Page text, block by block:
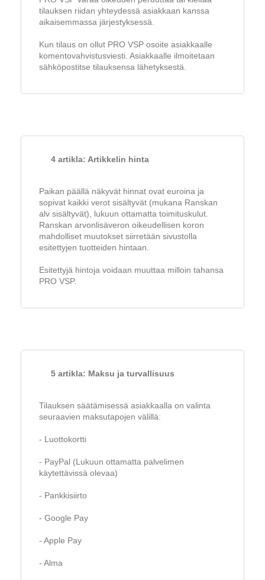
tilauksen riidan yhteydessä asiakkaan kanssa
aikaisemmassa järjestyksessä.
Kun tilaus on ollut PRO VSP osoite asiakkaalle
komentovahvistusviesti. Asiakkaalle ilmoitetaan
sähköpostitse tilauksensa lähetyksestä.
4 artikla: Artikkelin hinta
Paikan päällä näkyvät hinnat ovat euroina ja
sopivat kaikki verot sisältyvät (mukana Ranskan
alv sisältyvät), lukuun ottamatta toimituskulut.
Ranskan arvonlisäveron oikeudellisen koron
mahdolliset muutokset siirretään sivustolla
esitettyjen tuotteiden hintaan.
Esitettyjä hintoja voidaan muuttaa milloin tahansa
PRO VSP.
5 artikla: Maksu ja turvallisuus
Tilauksen säätämisessä asiakkaalla on valinta
seuraavien maksutapojen välillä:
- Luottokortti
- PayPal (Lukuun ottamatta palvelimen
käytettävissä olevaa)
- Pankkisiirto
- Google Pay
- Apple Pay
- Alma